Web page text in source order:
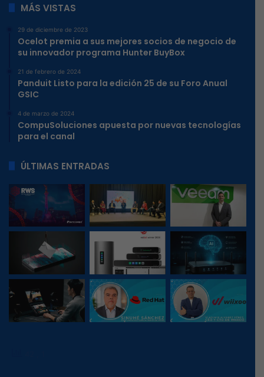
MÁS VISTAS
29 de diciembre de 2023
Ocelot premia a sus mejores socios de negocio de
su innovador programa Hunter BuyBox
21 de febrero de 2024
Panduit Listo para la edición 25 de su Foro Anual
GSIC
4 de marzo de 2024
CompuSoluciones apuesta por nuevas tecnologías
para el canal
ÚLTIMAS ENTRADAS